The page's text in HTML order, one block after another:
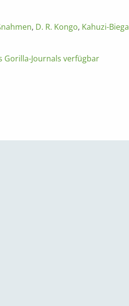
, D. R. Kongo, Kahuzi-Biega
Gorilla-Journals verfügbar